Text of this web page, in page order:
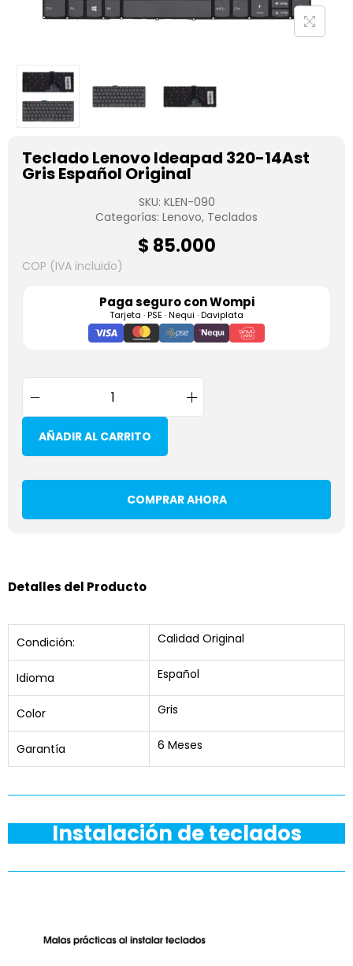
Teclado Lenovo Ideapad 320-14Ast
Gris Español Original
SKU: KLEN-090
Categorías: Lenovo, Teclados
$ 85.000
COP (IVA incluido)
Paga seguro conWompi
Tarjeta · PSE · Nequi · Daviplata
AÑADIR AL CARRITO
COMPRAR AHORA
Detalles del Producto
Condición: Calidad Original
Idioma Español
Color Gris
Garantía 6 Meses
Instalación de teclados